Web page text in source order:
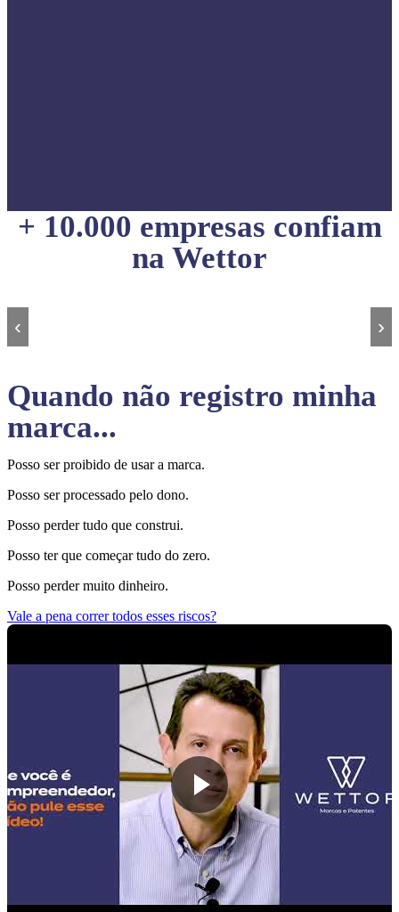
+ 10.000 empresas confiam
na Wettor
‹ ›
Quando não registro minha
marca...
Posso ser proibido de usar a marca.
Posso ser processado pelo dono.
Posso perder tudo que construi.
Posso ter que começar tudo do zero.
Posso perder muito dinheiro.
Vale a pena correr todos esses riscos?